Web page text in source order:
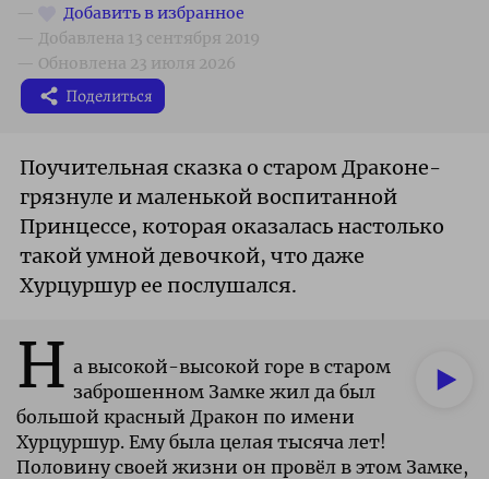
Поделиться
Поучительная сказка о старом Драконе-
грязнуле и маленькой воспитанной
Принцессе, которая оказалась настолько
такой умной девочкой, что даже
Хурцуршур ее послушался.
Н а высокой-высокой горе в старом
заброшенном Замке жил да был
большой красный Дракон по имени
Хурцуршур. Ему была целая тысяча лет!
Половину своей жизни он провёл в этом Замке,